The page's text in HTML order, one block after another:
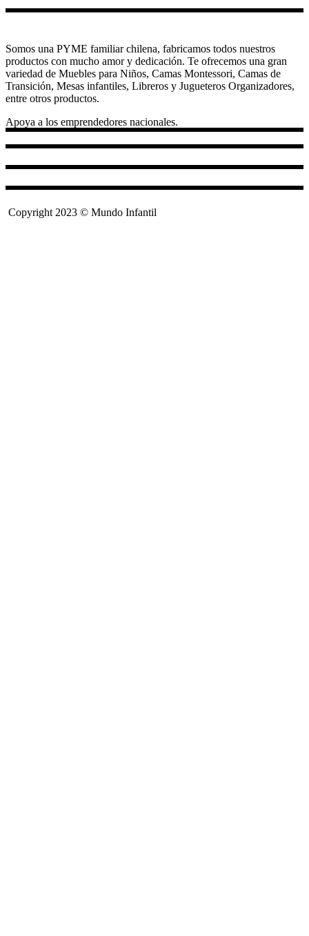
Somos una PYME familiar chilena, fabricamos todos nuestros
productos con mucho amor y dedicación. Te ofrecemos una gran
variedad de Muebles para Niños, Camas Montessori, Camas de
Transición, Mesas infantiles, Libreros y Jugueteros Organizadores,
entre otros productos.
Apoya a los emprendedores nacionales.
Copyright 2023 © Mundo Infantil